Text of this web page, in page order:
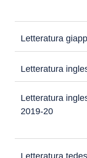
Letteratura
Letteratura
Letteratura
2019-20
Letteratura